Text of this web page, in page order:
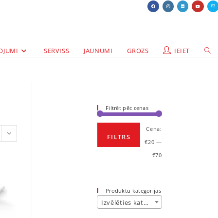
SERVISS JAUNUMI GROZS IEIET
Filtrēt pēc cenas
FILTRS
Cena:
€20 —
€70
Produktu kategorijas
Izvēlēties kategoriju